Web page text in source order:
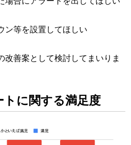
ン等を設置してほしい
改善案として検討してまいりま
に関する満足度